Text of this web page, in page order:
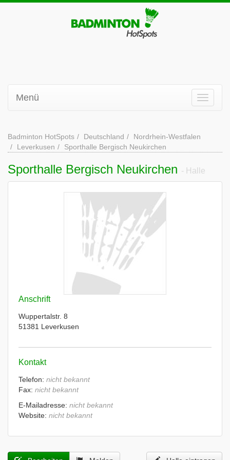
Menü
Badminton HotSpots Deutschland
Nordrhein-Westfalen
Leverkusen
Sporthalle Bergisch Neukirchen
Sporthalle Bergisch Neukirchen - Halle
Anschrift
Wuppertalstr. 8
51381 Leverkusen
Kontakt
Telefon: nicht bekannt
Fax: nicht bekannt
E-Mailadresse: nicht bekannt
Website: nicht bekannt